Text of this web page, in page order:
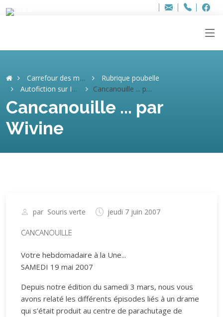
Adresse
info..hâthe..
Tel.
Tel.
Carrefour des mémoires
Rubrique poubelle
Autofiction sur Internet. (ARCHIVES)
Cancanouille ... par Wivine
Cancanouille ... par
Wivine
par Souris verte jeudi 7 juin 2007
CANCANOUILLE
Votre hebdomadaire à la Une...
SAMEDI 19 mai 2007
Depuis notre édition du samedi 3 mars, nous vous
avons relaté les différents épisodes liés à un drame
qui s’était produit au centre de parachutage de